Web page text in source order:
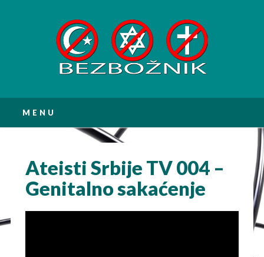
Main menu
MENU
Ateisti Srbije TV 004 –
Genitalno sakaćenje